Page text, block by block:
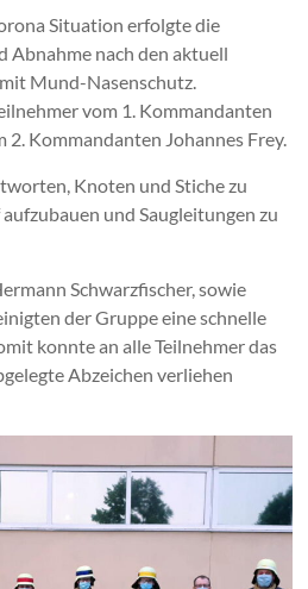
Situation erfolgte die
Abnahme nach den aktuell
Mund-Nasenschutz.
vom 1. Kommandanten
2. Kommandanten Johannes Frey.
Knoten und Stiche zu
und Saugleitungen zu
Schwarzfischer, sowie
der Gruppe eine schnelle
konnte an alle Teilnehmer das
Abzeichen verliehen